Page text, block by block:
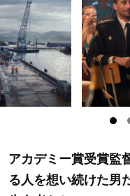
アカデミー賞受賞監
る人を想い続けた男